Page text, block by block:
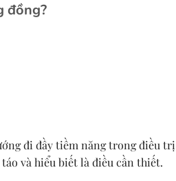
đồng?
đi đầy tiềm năng trong điều
và hiểu biết là điều cần thiết.